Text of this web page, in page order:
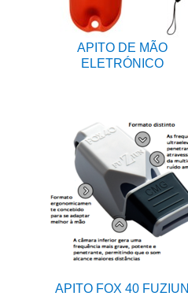
APITO DE MÃO
ELETRÓNICO
APITO FOX 40 FUZIUN